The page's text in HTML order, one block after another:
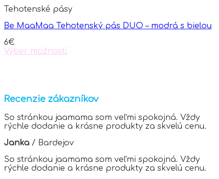
Tehotenské pásy
Be MaaMaa Tehotenský pás DUO – modrá s bielou
6€
Výber možností
variants.
The
options
may
be
chosen
on
the
product
page
Recenzie zákazníkov
So stránkou jaamama som veľmi spokojná. Vždy
rýchle dodanie a krásne produkty za skvelú cenu.
Janka / Bardejov
So stránkou jaamama som veľmi spokojná. Vždy
rýchle dodanie a krásne produkty za skvelú cenu.